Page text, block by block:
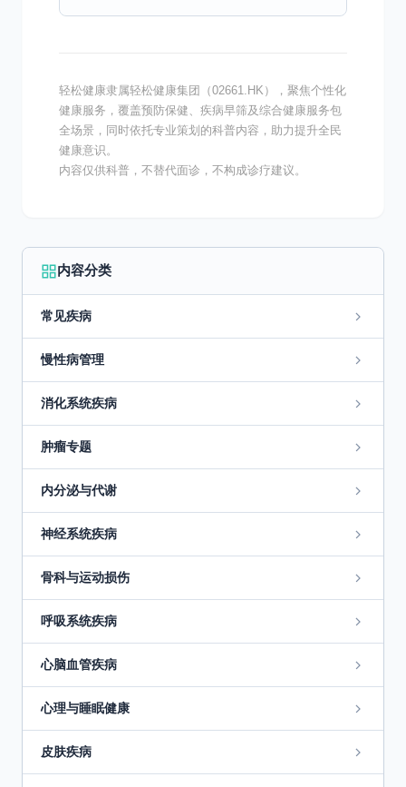
轻松健康隶属轻松健康集团（02661.HK），聚焦个性化
健康服务，覆盖预防保健、疾病早筛及综合健康服务包
全场景，同时依托专业策划的科普内容，助力提升全民
健康意识。
内容仅供科普，不替代面诊，不构成诊疗建议。
内容分类
常见疾病
慢性病管理
消化系统疾病
肿瘤专题
内分泌与代谢
神经系统疾病
骨科与运动损伤
呼吸系统疾病
心脑血管疾病
心理与睡眠健康
皮肤疾病